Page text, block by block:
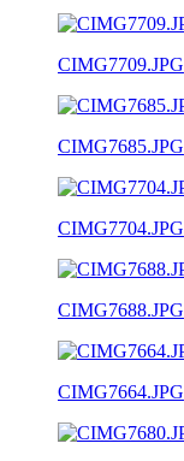
CIMG7709.JPG
CIMG7685.JPG
CIMG7704.JPG
CIMG7688.JPG
CIMG7664.JPG